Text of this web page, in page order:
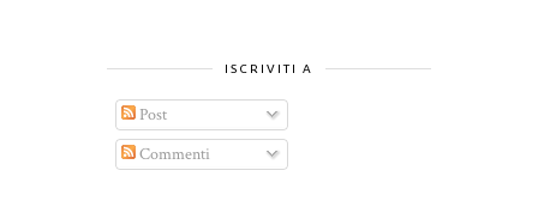
ISCRIVITI A
Post
Commenti